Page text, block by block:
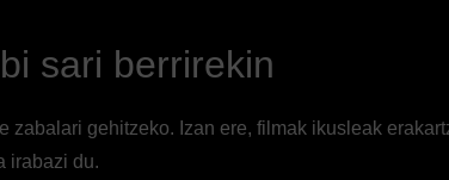
sari berrirekin
zabalari gehitzeko. Izan ere, filmak ikusleak
irabazi du.